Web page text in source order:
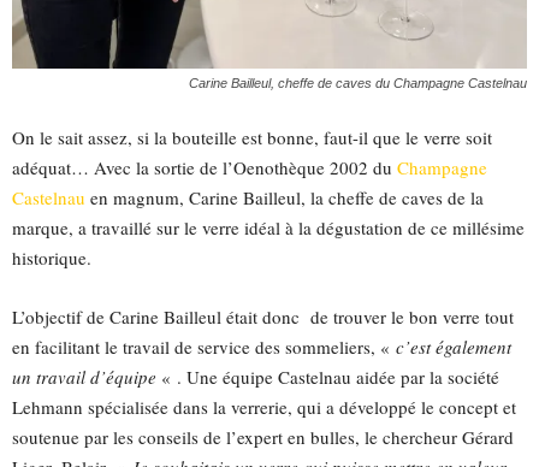
Carine Bailleul, cheffe de caves du Champagne Castelnau
On le sait assez, si la bouteille est bonne, faut-il que le verre soit
adéquat… Avec la sortie de l’Oenothèque 2002 du Champagne
Castelnau en magnum, Carine Bailleul, la cheffe de caves de la
marque, a travaillé sur le verre idéal à la dégustation de ce millésime
historique.
L’objectif de Carine Bailleul était donc de trouver le bon verre tout
en facilitant le travail de service des sommeliers, « c’est également
un travail d’équipe « . Une équipe Castelnau aidée par la société
Lehmann spécialisée dans la verrerie, qui a développé le concept et
soutenue par les conseils de l’expert en bulles, le chercheur Gérard